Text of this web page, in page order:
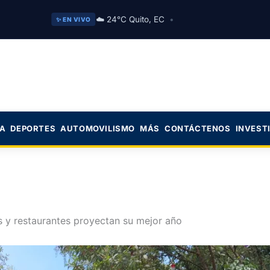
✨ EN VIVO ☁️ 24°C Quito, EC •
DEPORTES AUTOMOVILISMO MÁS CONTÁCTENOS
restaurantes proyectan su mejor año